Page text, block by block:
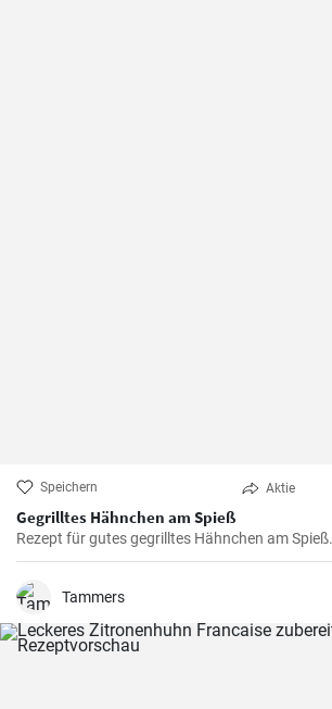
Speichern Aktie
Gegrilltes Hähnchen am Spieß
Rezept für gutes gegrilltes Hähnchen am Spieß.
Tammers